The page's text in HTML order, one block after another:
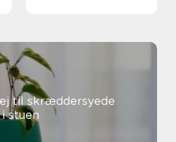
til skræddersyede
stuen